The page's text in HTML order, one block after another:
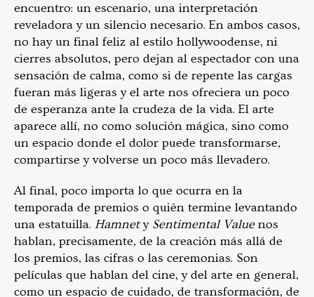
encuentro: un escenario, una interpretación
reveladora y un silencio necesario. En ambos casos,
no hay un final feliz al estilo hollywoodense, ni
cierres absolutos, pero dejan al espectador con una
sensación de calma, como si de repente las cargas
fueran más ligeras y el arte nos ofreciera un poco
de esperanza ante la crudeza de la vida. El arte
aparece allí, no como solución mágica, sino como
un espacio donde el dolor puede transformarse,
compartirse y volverse un poco más llevadero.
Al final, poco importa lo que ocurra en la
temporada de premios o quién termine levantando
una estatuilla. Hamnety Sentimental Valuenos
hablan, precisamente, de la creación más allá de
los premios, las cifras o las ceremonias. Son
películas que hablan del cine, y del arte en general,
como un espacio de cuidado, de transformación, de